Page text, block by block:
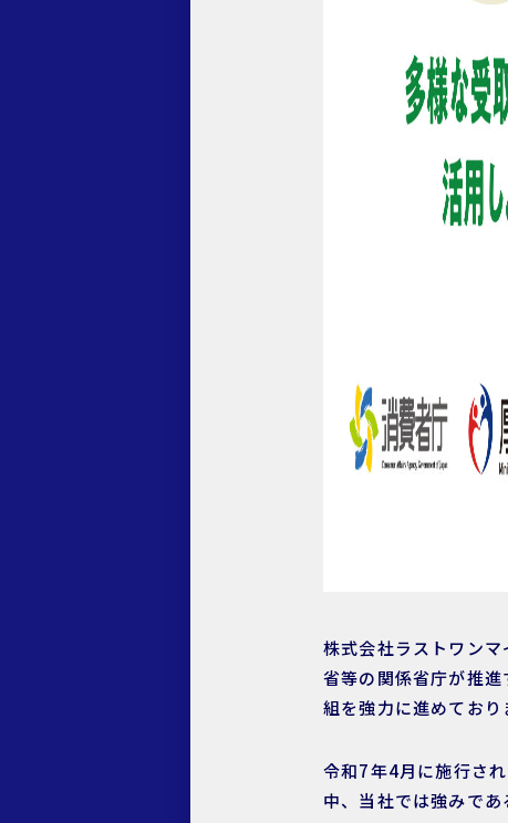
株式会社ラストワン
省等の関係省庁が推
組を強力に進めており
令和7年4月に施行さ
中、当社では強みであ